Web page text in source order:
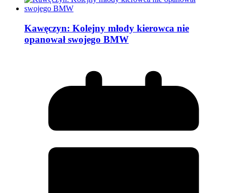
Kawęczyn: Kolejny młody kierowca nie
opanował swojego BMW